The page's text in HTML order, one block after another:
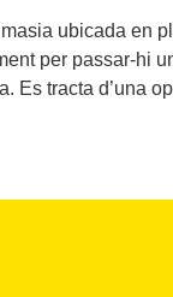
ubicada en
per passar-hi
Es tracta d’una